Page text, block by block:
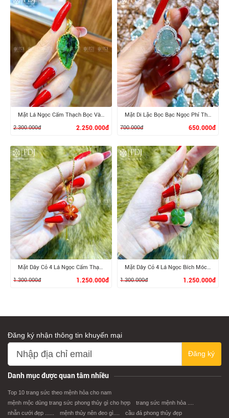
XEM CHI TIẾT XEM CHI TIẾT
XEM CHI TIẾT
2.300.000đ
2.250.000đ
XEM CHI TIẾT
700.000đ
650.000đ
XEM CHI TIẾT
Mặt Dây Cỏ 4 Lá Ngọc Cẩm Thạch Huyết
1.300.000đ
1.250.000đ
XEM CHI TIẾT
Mặt Dây Cỏ 4 Lá Ngọc Bích Móc Vàng
1.300.000đ
1.250.000đ
Đăng ký nhận thông tin khuyến mại
Đăng ký
Danh mục được quan tâm nhiều
Top 10 trang sức theo mệnh hỏa cho nam
mệnh mộc dùng trang sức phong thủy gì cho hợp
trang sức mệnh hỏa ....
nhẫn cưới đẹp ......
mệnh thủy nên đeo gì.... cầu đá phong thủy đẹp